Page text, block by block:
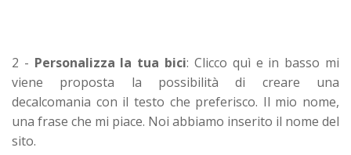
2 - Personalizza la tua bici: Clicco quì e in basso mi
viene proposta la possibilità di creare una
decalcomania con il testo che preferisco. Il mio nome,
una frase che mi piace. Noi abbiamo inserito il nome del
sito.